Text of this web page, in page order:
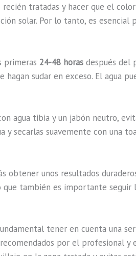
tratadas y hacer que el
solar. Por lo tanto, es esencial
primeras 24-48 horas después del
sudar en exceso. El agua
agua tibia y un jabón neutro,
secarlas suavemente con una
obtener unos resultados
también es importante seguir
tener en cuenta una
por el profesional y